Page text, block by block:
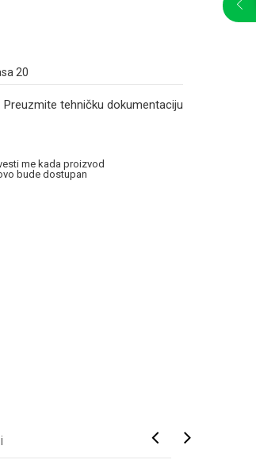
20
Preuzmite tehničku dokumentaciju
me kada proizvod
bude dostupan